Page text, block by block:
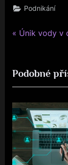
Podnikání
Navigace
P
v
i
o
u
s
o
Únik vody v
Podobné